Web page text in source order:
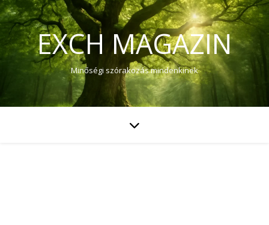
EXCH MAGAZIN
Minőségi szórakozás mindenkinek